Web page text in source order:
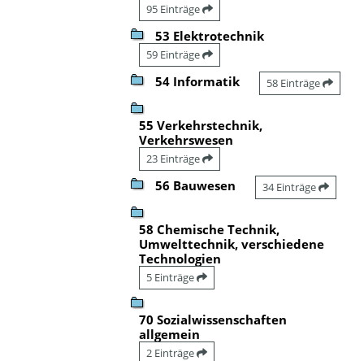
95 Einträge
53 Elektrotechnik
59 Einträge
54 Informatik 58 Einträge
55 Verkehrstechnik,
Verkehrswesen
23 Einträge
56 Bauwesen 34 Einträge
58 Chemische Technik,
Umwelttechnik, verschiedene
Technologien
5 Einträge
70 Sozialwissenschaften
allgemein
2 Einträge